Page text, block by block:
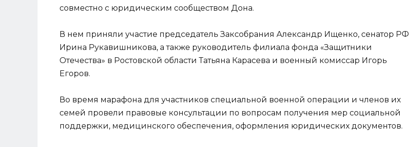
совместно с юридическим сообществом Дона.
В нем приняли участие председатель Заксобрания Александр Ищенко, сенатор РФ
Ирина Рукавишникова, а также руководитель филиала фонда «Защитники
Отечества» в Ростовской области Татьяна Карасева и военный комиссар Игорь
Егоров.
Во время марафона для участников специальной военной операции и членов их
семей провели правовые консультации по вопросам получения мер социальной
поддержки, медицинского обеспечения, оформления юридических документов.